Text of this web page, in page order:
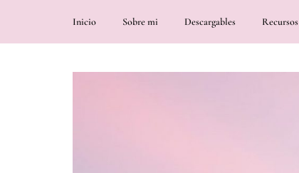
Inicio Sobre mi Descargables Recursos